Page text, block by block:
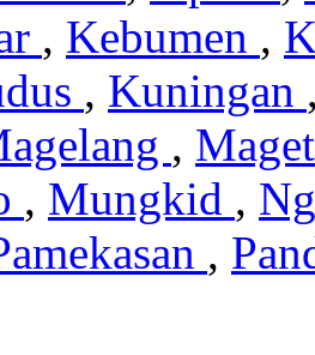
, Kebumen ,
, Kuningan
,
, Mungkid ,
,